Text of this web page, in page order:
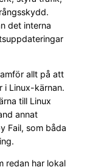
det interna
allt på att
i Linux-kärnan.
till Linux
annat
Fail, som båda
redan har lokal